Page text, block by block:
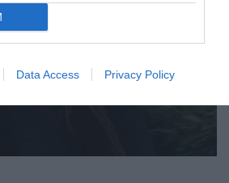
Data Access Privacy Policy